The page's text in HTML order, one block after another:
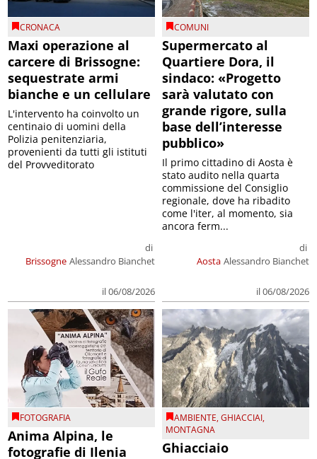
CRONACA
Maxi operazione al
carcere di Brissogne:
sequestrate armi
bianche e un cellulare
Brissogne
di
Alessandro Bianchet
il 06/08/2026
L'intervento ha coinvolto un
centinaio di uomini della
Polizia penitenziaria,
provenienti da tutti gli istituti
del Provveditorato
COMUNI
Supermercato al
Quartiere Dora, il
sindaco: «Progetto
sarà valutato con
grande rigore, sulla
base dell’interesse
pubblico»
Aosta
di
Alessandro Bianchet
il 06/08/2026
Il primo cittadino di Aosta è
stato audito nella quarta
commissione del Consiglio
regionale, dove ha ribadito
come l'iter, al momento, sia
ancora ferm...
FOTOGRAFIA
Anima Alpina, le
fotografie di Ilenia
AMBIENTE,GHIACCIAI,
MONTAGNA
Ghiacciaio